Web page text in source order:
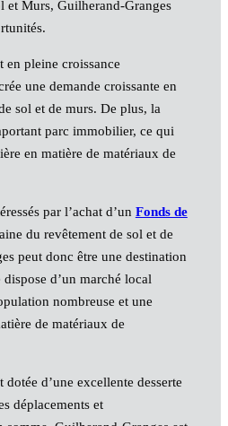
et Murs, Guilherand-Granges
en pleine croissance
une demande croissante en
sol et de murs. De plus, la
parc immobilier, ce qui
en matière de matériaux de
par l’achat d’un Fonds de
du revêtement de sol et de
peut donc être une destination
d’un marché local
nombreuse et une
de matériaux de
d’une excellente desserte
déplacements et